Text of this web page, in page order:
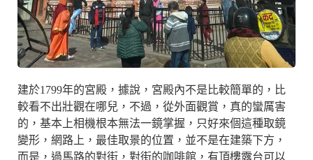
建於1799年的宮殿，據說，宮殿內不是比較簡單的，比
較看不出壯觀在哪兒，不過，從外面觀賞，真的蠻厲害
的，基本上相機根本無法一鏡掌握，只好來個這種取鏡
變形，網路上，最佳取景的位置，並不是在建築下方，
而是，過馬路的對街，對街的咖啡館，有頂樓露台可以